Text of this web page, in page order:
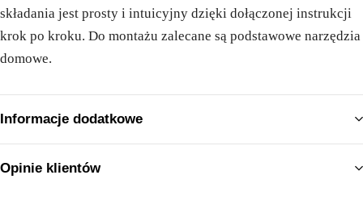
składania jest prosty i intuicyjny dzięki dołączonej instrukcji
krok po kroku. Do montażu zalecane są podstawowe narzędzia
domowe.
Informacje dodatkowe
Opinie klientów